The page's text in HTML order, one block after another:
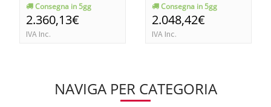
Consegna in 5gg
2.360,13€
IVA Inc.
Consegna in 5gg
2.048,42€
IVA Inc.
NAVIGA PER CATEGORIA